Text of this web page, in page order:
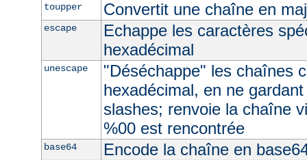
toupper Convertit une chaîne en
escape
Echappe les caractères
hexadécimal
unescape
"Déséchappe" les chaînes
hexadécimal, en ne
slashes; renvoie la chaîne
%00 est rencontrée
base64 Encode la chaîne en